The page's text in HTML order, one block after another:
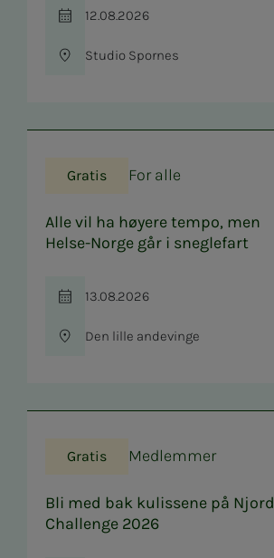
Tid
12.08.2026
Sted
Studio Spornes
Gratis For alle
Alle vil ha høyere tempo, men
Helse-Norge går i sneglefart
Tid
13.08.2026
Sted
Den lille andevinge
Gratis Medlemmer
Bli med bak kulissene på Njord
Challenge 2026